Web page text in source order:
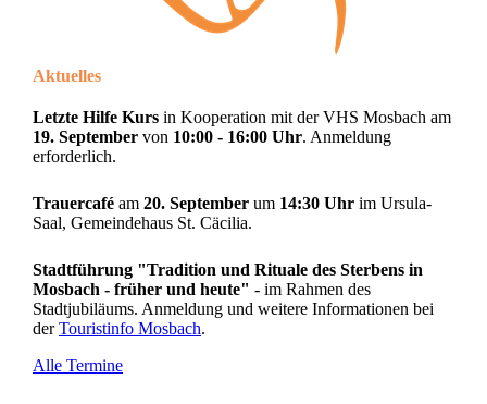
Aktuelles
Letzte Hilfe Kurs in Kooperation mit der VHS Mosbach am
19. September von 10:00 - 16:00 Uhr. Anmeldung
erforderlich.
Trauercafé am 20. September um 14:30 Uhr im Ursula-
Saal, Gemeindehaus St. Cäcilia.
Stadtführung "Tradition und Rituale des Sterbens in
Mosbach - früher und heute" - im Rahmen des
Stadtjubiläums. Anmeldung und weitere Informationen bei
derTouristinfo Mosbach.
Alle Termine